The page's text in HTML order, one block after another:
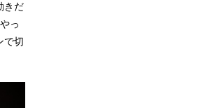
きだ
っ
で切